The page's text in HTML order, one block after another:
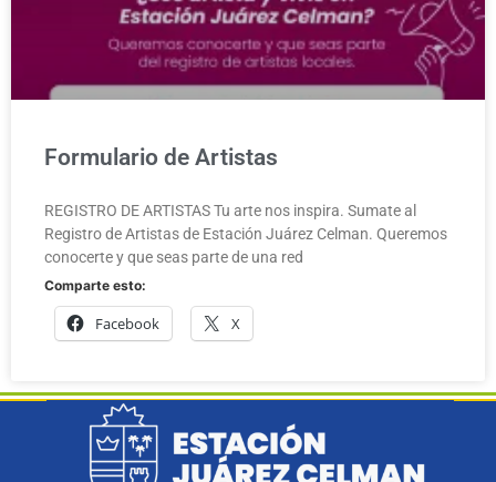
Formulario de Artistas
REGISTRO DE ARTISTAS Tu arte nos inspira. Sumate al
Registro de Artistas de Estación Juárez Celman. Queremos
conocerte y que seas parte de una red
Comparte esto:
Facebook X